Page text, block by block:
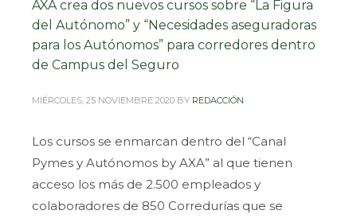
AXA crea dos nuevos cursos sobre “La Figura
del Autónomo” y “Necesidades aseguradoras
para los Autónomos” para corredores dentro
de Campus del Seguro
MIÉRCOLES, 25 NOVIEMBRE 2020 BY REDACCIÓN
Los cursos se enmarcan dentro del “Canal
Pymes y Autónomos by AXA” al que tienen
acceso los más de 2.500 empleados y
colaboradores de 850 Corredurías que se